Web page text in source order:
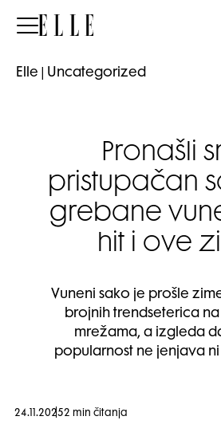
Elle
Elle Uncategorized
Pronašli
pristupačan
grebane
hit i ove
Vuneni sako je prošle
brojnih trendseterica
mrežama, a izgleda
popularnost ne jenjava
24.11.20252 min čitanja